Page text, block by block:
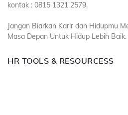
kontak : 0815 1321 2579.
Jangan Biarkan Karir dan Hidupmu
Masa Depan Untuk Hidup Lebih Baik.
HR TOOLS & RESOURCESS